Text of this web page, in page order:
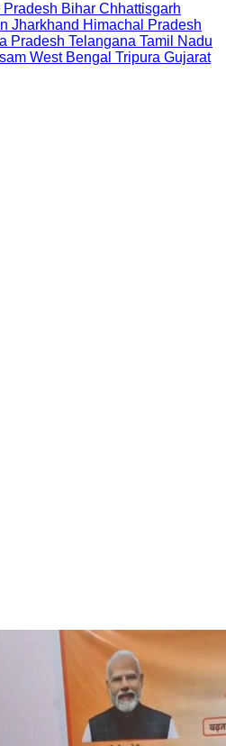
Pradesh Bihar Chhattisgarh
Jharkhand Himachal Pradesh
Pradesh Telangana Tamil Nadu
West Bengal Tripura Gujarat